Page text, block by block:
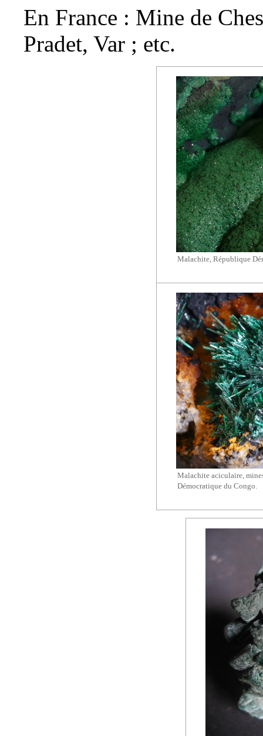
En France : Mine de
Pradet, Var ; etc.
Malachite, République
Malachite aciculaire,
Démocratique du Congo.